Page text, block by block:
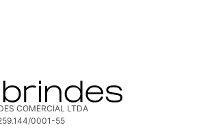
COMERCIAL LTDA
0001-55